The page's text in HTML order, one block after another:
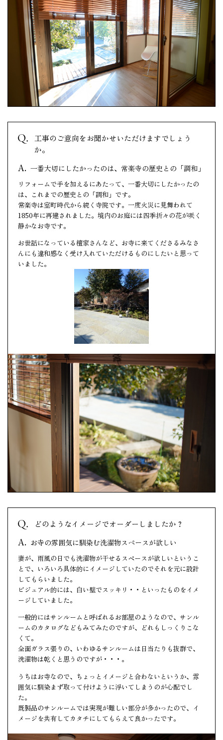
工事のご意向をお聞かせいただけますでしょう
か。
一番大切にしたかったのは、常楽寺の歴史との「調和」
リフォームで手を加えるにあたって、一番大切にしたかったの
は、これまでの歴史との「調和」です。
常楽寺は室町時代から続く寺院です。一度火災に見舞われて
1850年に再建されました。境内のお庭には四季折々の花が咲く
静かなお寺です。
お世話になっている檀家さんなど、お寺に来てくださるみなさ
んにも違和感なく受け入れていただけるものにしたいと思って
いました。
どのようなイメージでオーダーしましたか？
お寺の雰囲気に馴染む洗濯物スペースが欲しい
妻が、雨風の日でも洗濯物が干せるスペースが欲しいというこ
とで、いろいろ具体的にイメージしていたのでそれを元に設計
してもらいました。
ビジュアル的には、白い壁でスッキリ・・といったものをイメ
ージしていました。
一般的にはサンルームと呼ばれるお部屋のようなので、サンル
ームのカタログなどもみてみたのですが、どれもしっくりこな
くて。
全面ガラス張りの、いわゆるサンルームは日当たりも抜群で、
洗濯物は乾くと思うのですが・・・。
うちはお寺なので、ちょっとイメージと合わないというか、雰
囲気に馴染まず取って付けように浮いてしまうのが心配でし
た。
既製品のサンルームでは実現が難しい部分が多かったので、イ
メージを共有してカタチにしてもらえて良かったです。